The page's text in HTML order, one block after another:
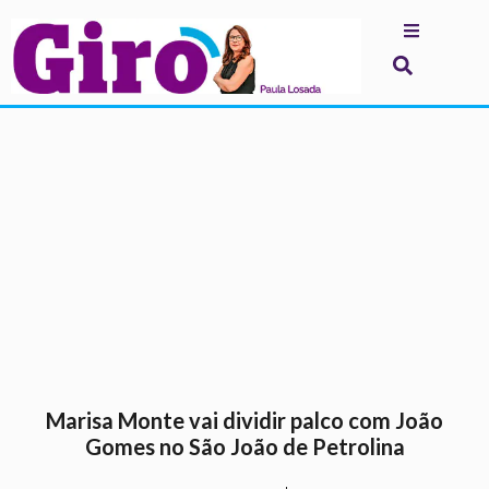
Marisa Monte vai dividir palco com João
Gomes no São João de Petrolina